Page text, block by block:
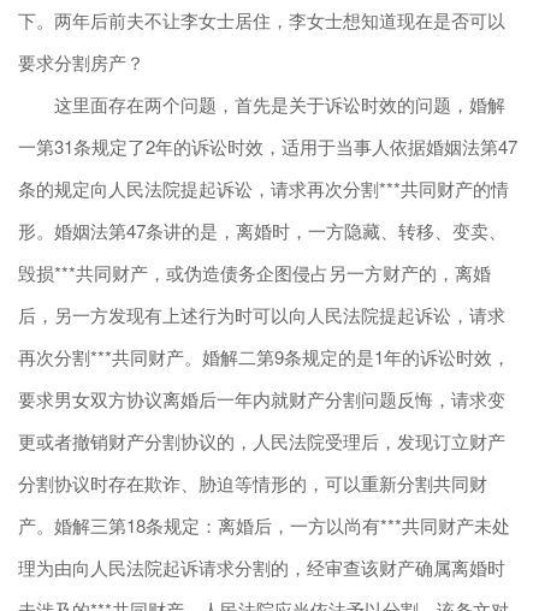
下。两年后前夫不让李女士居住，李女士想知道现在是否可以
要求分割房产？
这里面存在两个问题，首先是关于诉讼时效的问题，婚解
一第31条规定了2年的诉讼时效，适用于当事人依据婚姻法第47
条的规定向人民法院提起诉讼，请求再次分割***共同财产的情
形。婚姻法第47条讲的是，离婚时，一方隐藏、转移、变卖、
毁损***共同财产，或伪造债务企图侵占另一方财产的，离婚
后，另一方发现有上述行为时可以向人民法院提起诉讼，请求
再次分割***共同财产。婚解二第9条规定的是1年的诉讼时效，
要求男女双方协议离婚后一年内就财产分割问题反悔，请求变
更或者撤销财产分割协议的，人民法院受理后，发现订立财产
分割协议时存在欺诈、胁迫等情形的，可以重新分割共同财
产。婚解三第18条规定：离婚后，一方以尚有***共同财产未处
理为由向人民法院起诉请求分割的，经审查该财产确属离婚时